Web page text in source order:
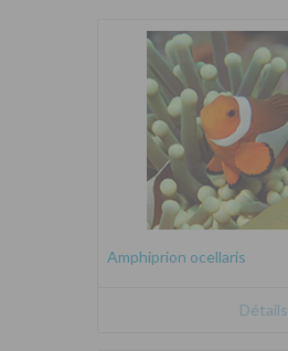
Amphiprion ocellaris
Détails